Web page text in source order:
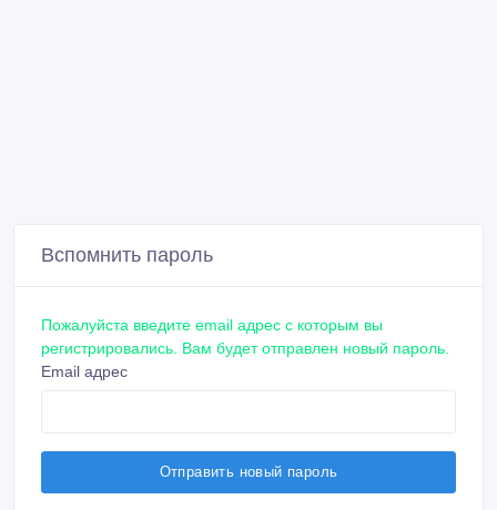
Вспомнить пароль
Пожалуйста введите email адрес с которым вы
регистрировались. Вам будет отправлен новый пароль.
Email адрес